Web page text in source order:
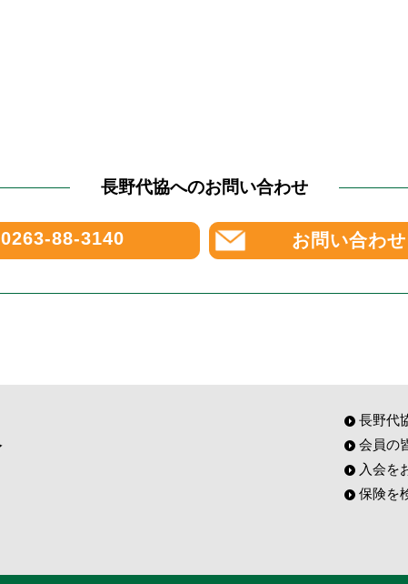
0263-88-3140 お問い合わせ
長野代協へのお問い合わせ
長野代
会員の
入会を
保険を